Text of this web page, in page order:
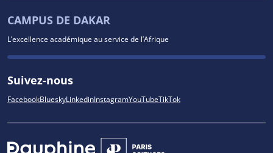
CAMPUS DE DAKAR
L’excellence académique au service de l’Afrique
Suivez-nous
FacebookBlueskyLinkedinInstagramYouTubeTikTok